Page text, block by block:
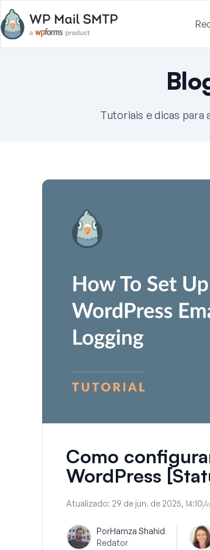
Tutoriais e dicas para
Como
WordPress
Atualizado: 29 de jun. de 2025, 14:10
PorHamza Shahid
Redator